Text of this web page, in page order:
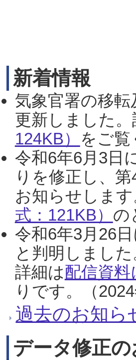
新着情報
気象官署の移
更新しました。
124KB） をご覧
令和6年6月3日
りを修正し、
お知らせしま
式：121KB） の
令和6年3月26
と判明しまし
詳細は配信資
りです。（2024
過去のお知ら
データ修正